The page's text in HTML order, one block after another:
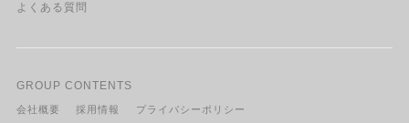
よくある質問
GROUP CONTENTS
会社概要 採用情報
プライバシーポリシー